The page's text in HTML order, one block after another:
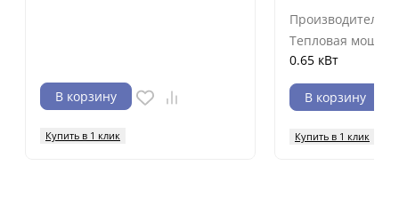
В корзину
Купить в 1 клик
Производитель
Тепловая
0.65 кВт
В корзину
Купить в 1 клик